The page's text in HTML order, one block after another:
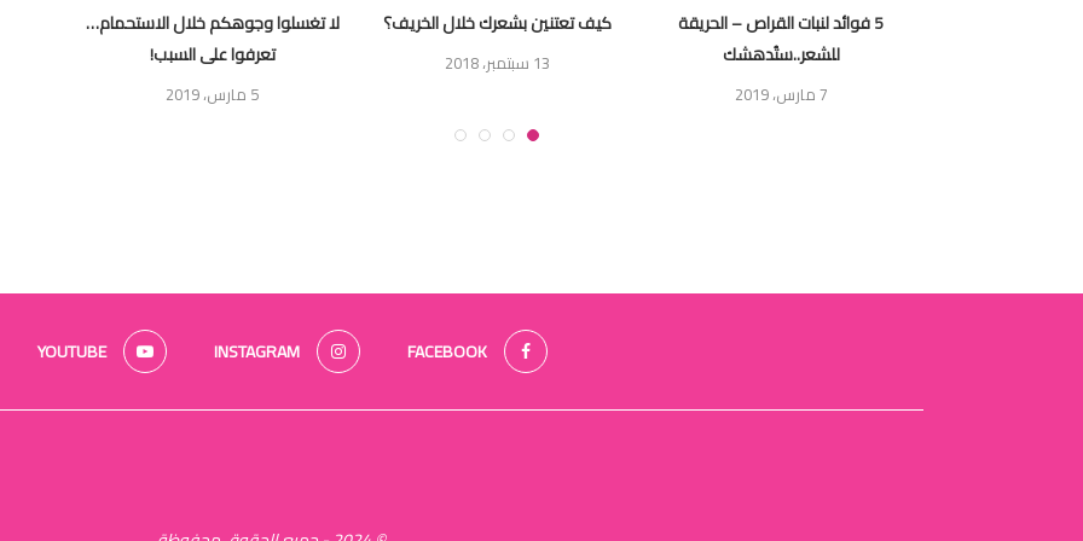
5 فوائد لنبات القراص – الحريقة
للشعر..ستُدهشك
7 مارس، 2019
كيف تعتنين بشعرك خلال الخريف؟
13 سبتمبر، 2018
لا تغسلوا وجوهكم خلال الاستحمام…
تعرفوا على السبب!
5 مارس، 2019
FACEBOOK
INSTAGRAM
YOUTUBE